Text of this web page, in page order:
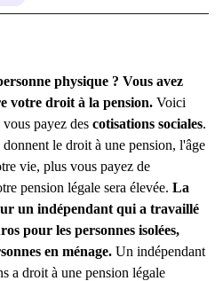
physique ? Vous avez
votre droit à la pension. Voici
payez des cotisations sociales.
le droit à une pension, l'âge
vie, plus vous payez de
pension légale sera élevée. La
un indépendant qui a travaillé
pour les personnes isolées,
en ménage. Un indépendant
a droit à une pension légale